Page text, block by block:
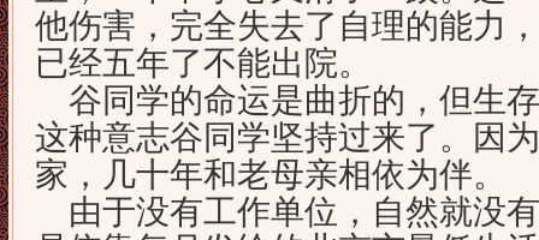
他伤害，完全失去了自理的能力
已经五年了不能出院。
谷同学的命运是曲折的，但生
这种意志谷同学坚持过来了。因
家，几十年和老母亲相依为伴。
由于没有工作单位，自然就没